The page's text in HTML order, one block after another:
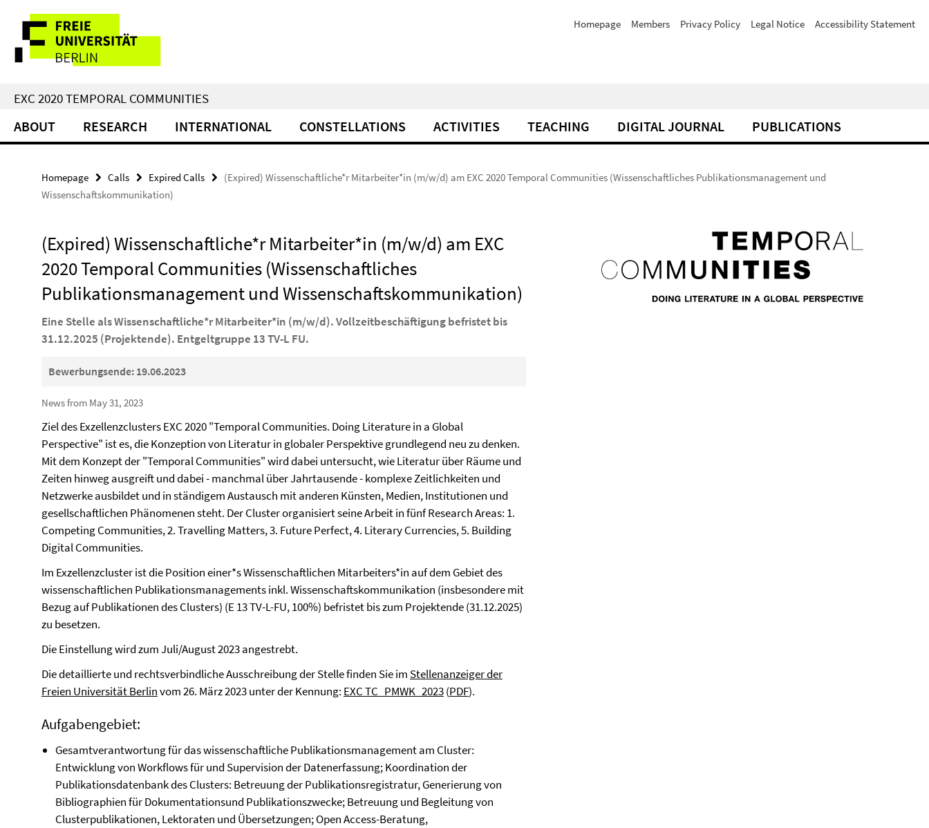
direkt
Inhalt
Service
Navigation
Homepage Members Privacy Policy Legal Notice Accessibility Statement
EXC 2020 TEMPORAL COMMUNITIES
ABOUT RESEARCH INTERNATIONAL CONSTELLATIONS ACTIVITIES TEACHING DIGITAL JOURNAL PUBLICATIONS
Homepage Calls Expired Calls
(Expired) Wissenschaftliche*r Mitarbeiter*in (m/w/d) am EXC 2020 Temporal Communities (Wissenschaftliches Publikationsmanagement und
Wissenschaftskommunikation)
(Expired) Wissenschaftliche*r Mitarbeiter*in (m/w/d) am EXC
2020 Temporal Communities (Wissenschaftliches
Publikationsmanagement und Wissenschaftskommunikation)
Eine Stelle als Wissenschaftliche*r Mitarbeiter*in (m/w/d). Vollzeitbeschäftigung befristet bis
31.12.2025 (Projektende). Entgeltgruppe 13 TV-L FU.
Bewerbungsende: 19.06.2023
News from May 31, 2023
Ziel des Exzellenzclusters EXC 2020 "Temporal Communities. Doing Literature in a Global
Perspective" ist es, die Konzeption von Literatur in globaler Perspektive grundlegend neu zu denken.
Mit dem Konzept der "Temporal Communities" wird dabei untersucht, wie Literatur über Räume und
Zeiten hinweg ausgreift und dabei - manchmal über Jahrtausende - komplexe Zeitlichkeiten und
Netzwerke ausbildet und in ständigem Austausch mit anderen Künsten, Medien, Institutionen und
gesellschaftlichen Phänomenen steht. Der Cluster organisiert seine Arbeit in fünf Research Areas: 1.
Competing Communities, 2. Travelling Matters, 3. Future Perfect, 4. Literary Currencies, 5. Building
Digital Communities.
Im Exzellenzcluster ist die Position einer*s Wissenschaftlichen Mitarbeiters*in auf dem Gebiet des
wissenschaftlichen Publikationsmanagements inkl. Wissenschaftskommunikation (insbesondere mit
Bezug auf Publikationen des Clusters) (E 13 TV-L-FU, 100%) befristet bis zum Projektende (31.12.2025)
zu besetzen.
Die Einstellung wird zum Juli/August 2023 angestrebt.
Die detaillierte und rechtsverbindliche Ausschreibung der Stelle finden Sie im Stellenanzeiger der
Freien Universität Berlinvom 26. März 2023 unter der Kennung: EXC TC_PMWK_2023(PDF).
Aufgabengebiet:
Gesamtverantwortung für das wissenschaftliche Publikationsmanagement am Cluster:
Entwicklung von Workflows für und Supervision der Datenerfassung; Koordination der
Publikationsdatenbank des Clusters: Betreuung der Publikationsregistratur, Generierung von
Bibliographien für Dokumentationsund Publikationszwecke; Betreuung und Begleitung von
Clusterpublikationen, Lektoraten und Übersetzungen; Open Access-Beratung,